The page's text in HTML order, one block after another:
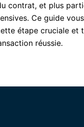
contrat, et plus
Ce guide
étape cruciale et
réussie.